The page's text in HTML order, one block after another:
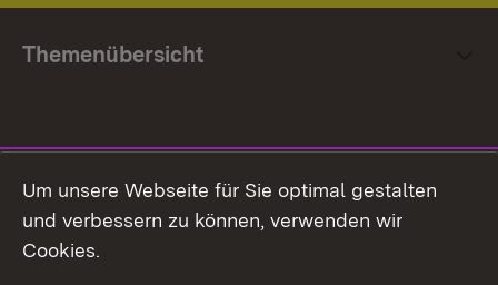
Themenübersicht
Facebook
Um unsere Webseite für Sie optimal gestalten
und verbessern zu können, verwenden wir
Cookies.